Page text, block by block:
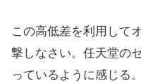
この高低差を利用して
撃しなさい。任天堂の
っているように感じる。